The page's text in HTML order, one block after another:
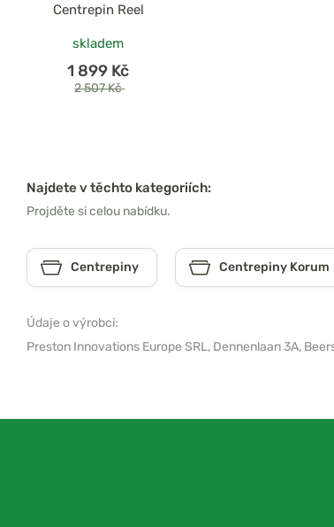
Centrepin Reel
skladem
1 899 Kč
2 507 Kč
Najdete v těchto kategoriích:
Projděte si celou nabídku.
Centrepiny Centrepiny Korum
Údaje o výrobci:
Preston Innovations Europe SRL, Dennenlaan 3A,